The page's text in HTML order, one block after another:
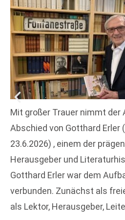
Mit großer Trauer nimmt der
Abschied von Gotthard Erler
23.6.2026) , einem der
Herausgeber und
Gotthard Erler war dem
verbunden. Zunächst als
als Lektor, Herausgeber,